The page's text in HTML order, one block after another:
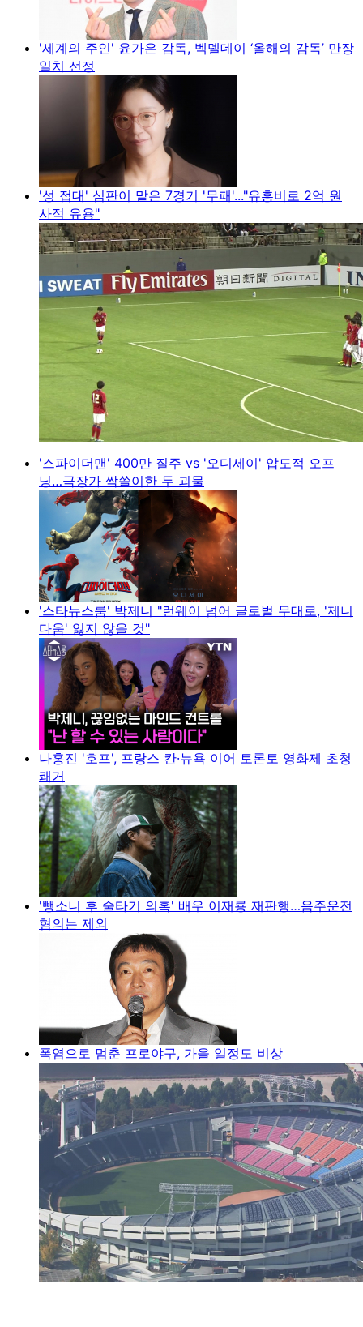
'세계의 주인' 윤가은 감독, 벡델데이 ‘올해의 감독’ 만장
일치 선정
'성 접대' 심판이 맡은 7경기 '무패'..."유흥비로 2억 원
사적 유용"
'스파이더맨' 400만 질주 vs '오디세이' 압도적 오프
닝…극장가 싹쓸이한 두 괴물
'스타뉴스룸' 박제니 "런웨이 넘어 글로벌 무대로, '제니
다움' 잃지 않을 것"
나홍진 '호프', 프랑스 칸·뉴욕 이어 토론토 영화제 초청
쾌거
'뺑소니 후 술타기 의혹' 배우 이재룡 재판행…음주운전
혐의는 제외
폭염으로 멈춘 프로야구, 가을 일정도 비상